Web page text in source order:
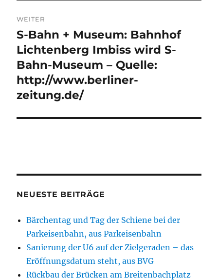
WEITER
Nächster
Beitrag:
S-Bahn + Museum: Bahnhof
Lichtenberg Imbiss wird S-
Bahn-Museum – Quelle:
http://www.berliner-
zeitung.de/
NEUESTE BEITRÄGE
Bärchentag und Tag der Schiene bei der
Parkeisenbahn, aus Parkeisenbahn
Sanierung der U6 auf der Zielgeraden – das
Eröffnungsdatum steht, aus BVG
Rückbau der Brücken am Breitenbachplatz